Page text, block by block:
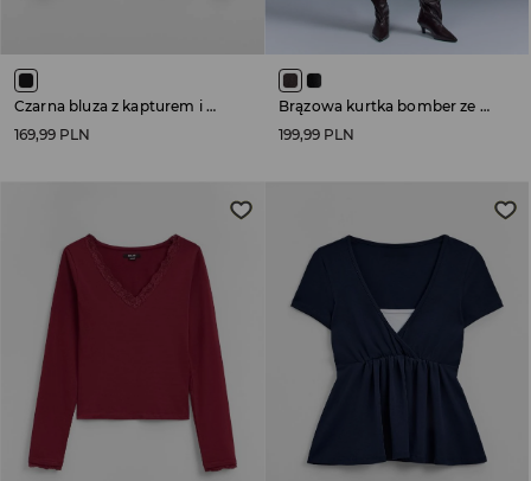
Czarna bluza z kapturem i metalowymi zapięciami
169,99 PLN
Brązowa kurtka bomber ze sztucznej skóry
199,99 PLN